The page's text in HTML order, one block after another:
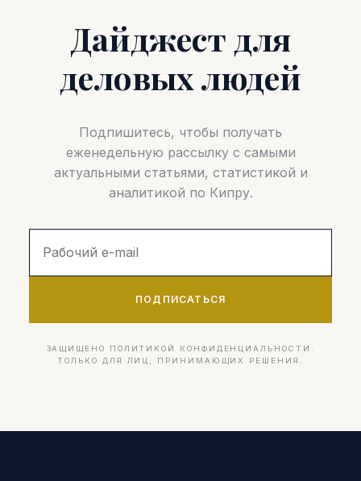
Дайджест для
деловых людей
Подпишитесь, чтобы получать
еженедельную рассылку с самыми
актуальными статьями, статистикой и
аналитикой по Кипру.
ПОДПИСАТЬСЯ
ЗАЩИЩЕНО ПОЛИТИКОЙ КОНФИДЕНЦИАЛЬНОСТИ.
ТОЛЬКО ДЛЯ ЛИЦ, ПРИНИМАЮЩИХ РЕШЕНИЯ.